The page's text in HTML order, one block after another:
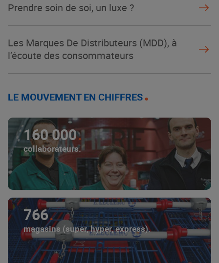
Prendre soin de soi, un luxe ?
Les Marques De Distributeurs (MDD), à
l’écoute des consommateurs
LE MOUVEMENT EN CHIFFRES
160 000
collaborateurs.
766
magasins (super, hyper, express).